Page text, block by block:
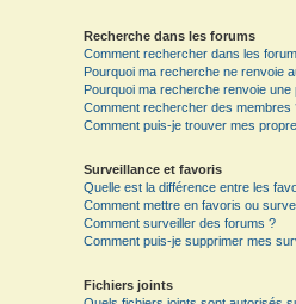
Recherche dans les forums
Comment rechercher dans les
Pourquoi ma recherche ne renvoie
Pourquoi ma recherche renvoie une
Comment rechercher des membres
Comment puis-je trouver mes
Surveillance et favoris
Quelle est la différence entre les
Comment mettre en favoris ou
Comment surveiller des forums ?
Comment puis-je supprimer mes
Fichiers joints